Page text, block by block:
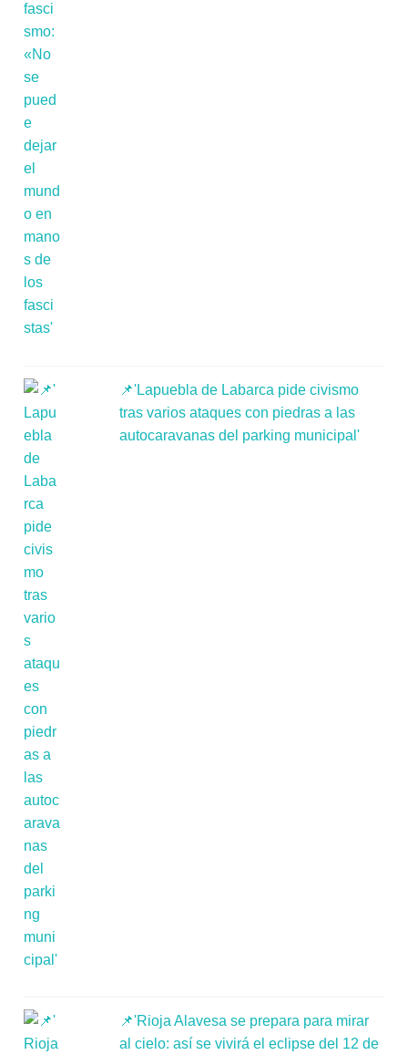
📌'Lapuebla de Labarca pide civismo
tras varios ataques con piedras a las
autocaravanas del parking municipal'
📌'Rioja Alavesa se prepara para mirar
al cielo: así se vivirá el eclipse del 12 de